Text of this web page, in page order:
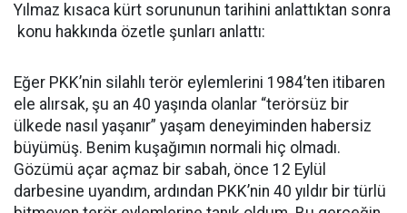
Yılmaz kısaca kürt sorununun tarihini anlattıktan sonra
konu hakkında özetle şunları anlattı:
Eğer PKK’nin silahlı terör eylemlerini 1984’ten itibaren
ele alırsak, şu an 40 yaşında olanlar “terörsüz bir
ülkede nasıl yaşanır” yaşam deneyiminden habersiz
büyümüş. Benim kuşağımın normali hiç olmadı.
Gözümü açar açmaz bir sabah, önce 12 Eylül
darbesine uyandım, ardından PKK’nin 40 yıldır bir türlü